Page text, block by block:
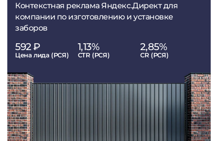
Контекстная реклама Яндекс.Директ для
компании по изготовлению и установке
заборов
592 ₽
Цена лида (РСЯ)
1,13%
CTR (РСЯ)
2,85%
CR (РСЯ)